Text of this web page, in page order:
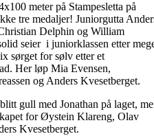
meter på Stampesletta på
tre medaljer! Juniorgutta
Delphin og William
seier i juniorklassen etter
sørget for sølv etter et
Her løp Mia Evensen,
og Anders Kvesetberget.
gull med Jonathan på laget,
for Øystein Klareng, Olav
Kvesetberget.